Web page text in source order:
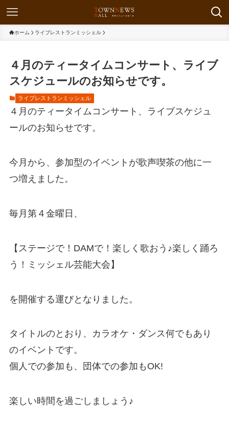
ホーム ライブレストランミッシェル
４月のティータイムコンサート、ライブ
スケジュールのお知らせです。
ライブレストランミッシェル
４月のティータイムコンサート、ライブスケジュ
ールのお知らせです。
今月から、参加型のイベントが歌声喫茶の他に一
つ増えました。
毎月第４金曜日、
【ステージで！DAMで！楽しく歌おう♪楽しく踊ろ
う！ミッシェル芸能大会】
を開催する運びとなりました。
タイトルのとおり、カラオケ・ダンス何でもあり
のイベントです。
個人での参加も、団体での参加もOK!
楽しい時間を過ごしましょう♪